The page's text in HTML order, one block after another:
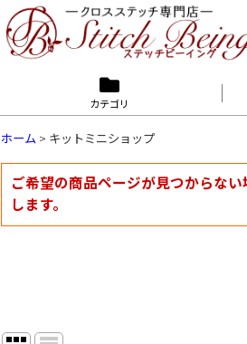
カテゴリ
ホーム > キットミニショップ
ご希望の商品ページが見つからな
します。